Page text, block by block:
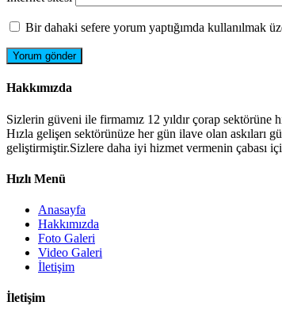
Bir dahaki sefere yorum yaptığımda kullanılmak
Hakkımızda
Sizlerin güveni ile firmamız 12 yıldır çorap sektörüne
Hızla gelişen sektörünüze her gün ilave olan askıları
geliştirmiştir.Sizlere daha iyi hizmet vermenin çabası
Hızlı Menü
Anasayfa
Hakkımızda
Foto Galeri
Video Galeri
İletişim
İletişim